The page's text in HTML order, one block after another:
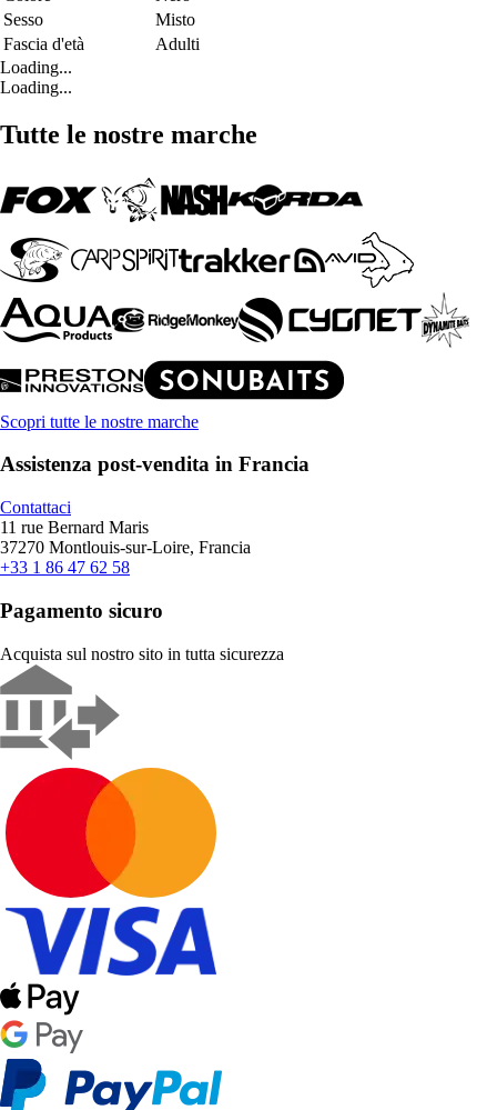
Sesso
Misto
Fascia d'età
Adulti
Loading...
Loading...
Tutte le nostre marche
Scopri tutte le nostre marche
Assistenza post-vendita in Francia
Contattaci
11 rue Bernard Maris
37270 Montlouis-sur-Loire, Francia
+33 1 86 47 62 58
Pagamento sicuro
Acquista sul nostro sito in tutta sicurezza